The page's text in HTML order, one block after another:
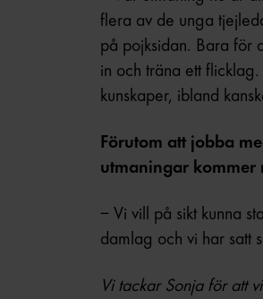
flera av de unga
på pojksidan. Bara för
in och träna ett
kunskaper, ibland
Förutom att jobba
utmaningar kommer
– Vi vill på sikt kunna
damlag och vi har satt
Vi tackar Sonja för att